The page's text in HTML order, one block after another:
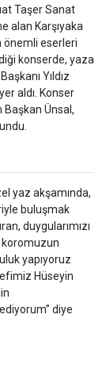
Taşer Sanat
alan Karşıyaka
önemli eserleri
konserde, yaza
Yıldız
aldı. Konser
Başkan Ünsal,
yaz akşamında,
buluşmak
duygularımızı
koromuzun
yapıyoruz
Hüseyin
diye